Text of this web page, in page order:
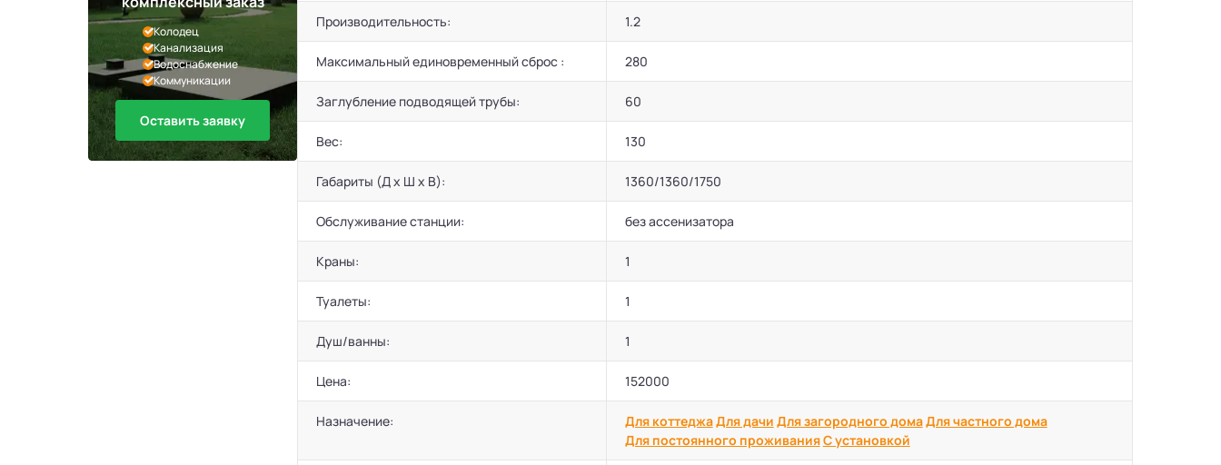
Колодец
Канализация
Водоснабжение
Коммуникации
Оставить заявку
Производительность: 1.2
Максимальный единовременный сброс : 280
Заглубление подводящей трубы: 60
Вес: 130
Габариты (Д х Ш х В): 1360/1360/1750
Обслуживание станции: без ассенизатора
Краны: 1
Туалеты: 1
Душ/ванны: 1
Цена: 152000
Назначение: Для коттеджаДля дачи Для загородного домаДля частного дома
Для постоянного проживанияС установкой